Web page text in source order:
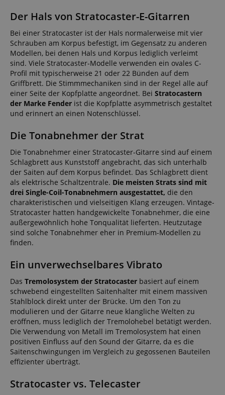
Der Hals von Stratocaster-E-Gitarren
Bei einer Stratocaster ist der Hals normalerweise mit vier
Schrauben am Korpus befestigt, im Gegensatz zu anderen
Modellen, bei denen Hals und Korpus lediglich verleimt
sind. Viele Stratocaster-Modelle verwenden ein ovales C-
Profil mit typischerweise 21 oder 22 Bünden auf dem
Griffbrett. Die Stimmmechaniken sind in der Regel alle auf
einer Seite der Kopfplatte angeordnet. Bei Stratocastern
der Marke Fender ist die Kopfplatte asymmetrisch gestaltet
und erinnert an einen Notenschlüssel.
Die Tonabnehmer der Strat
Die Tonabnehmer einer Stratocaster-Gitarre sind auf einem
Schlagbrett aus Kunststoff angebracht, das sich unterhalb
der Saiten auf dem Korpus befindet. Das Schlagbrett dient
als elektrische Schaltzentrale. Die meisten Strats sind mit
drei Single-Coil-Tonabnehmern ausgestattet, die den
charakteristischen und vielseitigen Klang erzeugen. Vintage-
Stratocaster hatten handgewickelte Tonabnehmer, die eine
außergewöhnlich hohe Tonqualität lieferten. Heutzutage
sind solche Tonabnehmer eher in Premium-Modellen zu
finden.
Ein unverwechselbares Vibrato
Das Tremolosystem der Stratocaster basiert auf einem
schwebend eingestellten Saitenhalter mit einem massiven
Stahlblock direkt unter der Brücke. Um den Ton zu
modulieren und der Gitarre neue klangliche Welten zu
eröffnen, muss lediglich der Tremolohebel betätigt werden.
Die Verwendung von Metall im Tremolosystem hat einen
positiven Einfluss auf den Sound der Gitarre, da es die
Saitenschwingungen im Vergleich zu gegossenen Bauteilen
effizienter überträgt.
Stratocaster vs. Telecaster